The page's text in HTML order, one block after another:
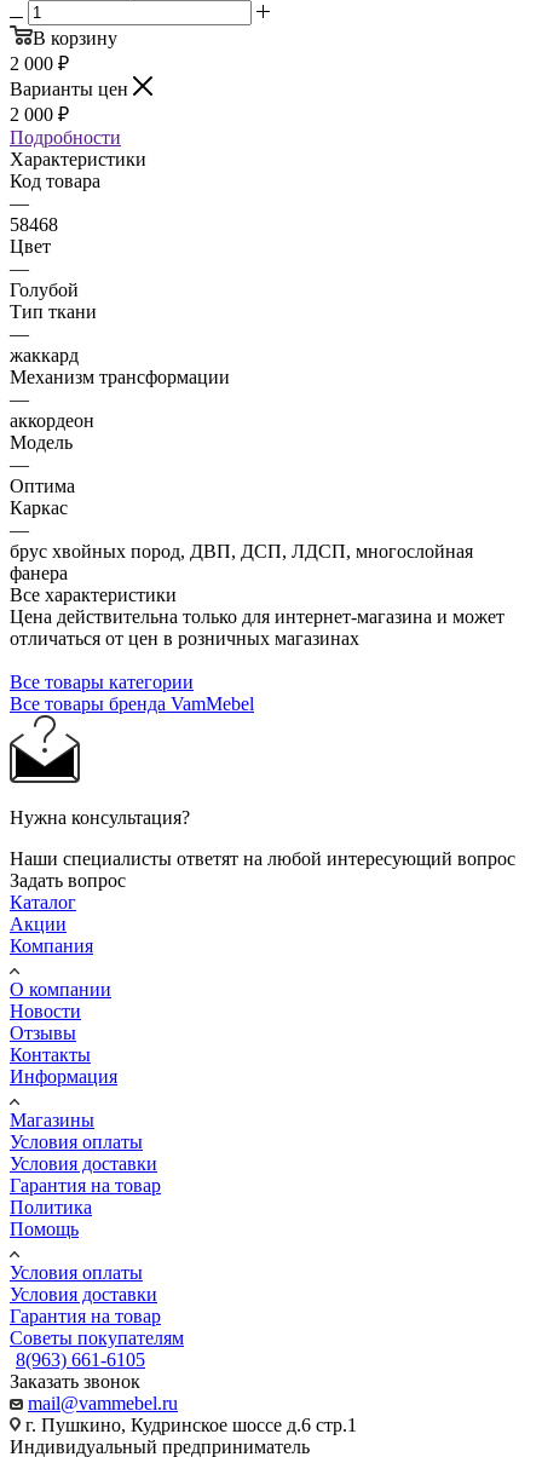
В корзину
2 000 ₽
Варианты цен
2 000 ₽
Подробности
Характеристики
Код товара
—
58468
Цвет
—
Голубой
Тип ткани
—
жаккард
Механизм трансформации
—
аккордеон
Модель
—
Оптима
Каркас
—
брус хвойных пород, ДВП, ДСП, ЛДСП, многослойная
фанера
Все характеристики
Цена действительна только для интернет-магазина и может
отличаться от цен в розничных магазинах
Все товары категории
Все товары бренда VamMebel
Нужна консультация?
Наши специалисты ответят на любой интересующий вопрос
Задать вопрос
Каталог
Акции
Компания
О компании
Новости
Отзывы
Контакты
Информация
Магазины
Условия оплаты
Условия доставки
Гарантия на товар
Политика
Помощь
Условия оплаты
Условия доставки
Гарантия на товар
Советы покупателям
8(963) 661-6105
Заказать звонок
mail@vammebel.ru
г. Пушкино, Кудринское шоссе д.6 стр.1
Индивидуальный предприниматель